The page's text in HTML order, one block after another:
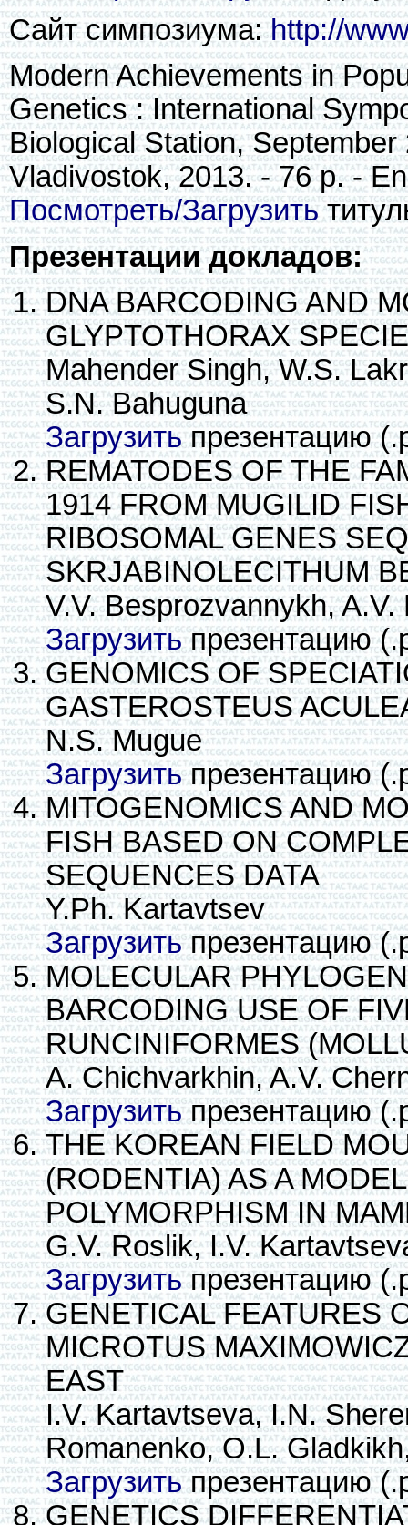
Сайт симпозиума:http://
Modern Achievements in
Genetics : International
Biological Station,
Vladivostok, 2013. - 76 p. -
Посмотреть/Загрузить
Презентации докладов:
DNA BARCODING AND
GLYPTOTHORAX
Mahender Singh, W.S.
S.N. Bahuguna
Загрузитьпрезентацию
REMATODES OF THE
1914 FROM MUGILID
RIBOSOMAL GENES
SKRJABINOLECITHUM
V.V. Besprozvannykh,
Загрузитьпрезентацию
GENOMICS OF
GASTEROSTEUS
N.S. Mugue
Загрузитьпрезентацию
MITOGENOMICS AND
FISH BASED ON
SEQUENCES DATA
Y.Ph. Kartavtsev
Загрузитьпрезентацию
MOLECULAR
BARCODING USE OF
RUNCINIFORMES
A. Chichvarkhin, A.V.
Загрузитьпрезентацию
THE KOREAN FIELD
(RODENTIA) AS A
POLYMORPHISM IN
G.V. Roslik, I.V.
Загрузитьпрезентацию
GENETICAL FEATURES
MICROTUS
EAST
I.V. Kartavtseva, I.N.
Romanenko, O.L.
Загрузитьпрезентацию
GENETICS